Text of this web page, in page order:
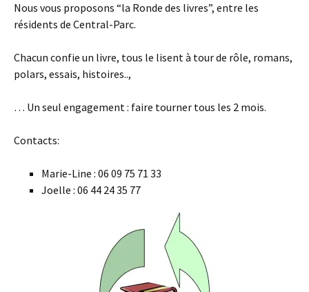
Nous vous proposons “la Ronde des livres”, entre les
résidents de Central-Parc.
Chacun confie un livre, tous le lisent à tour de rôle, romans,
polars, essais, histoires..,
… Un seul engagement : faire tourner tous les 2 mois.
Contacts:
Marie-Line : 06 09 75 71 33
Joelle : 06 44 24 35 77